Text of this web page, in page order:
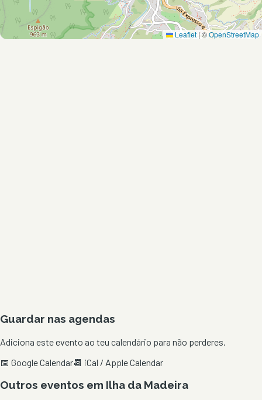
Leaflet | ©OpenStreetMap
Guardar nas agendas
Adiciona este evento ao teu calendário para não perderes.
📅 Google Calendar📆 iCal / Apple Calendar
Outros eventos em Ilha da Madeira